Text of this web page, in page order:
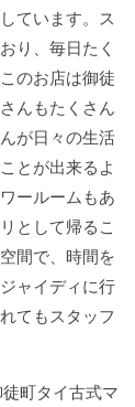
ています。ス
り、毎日たく
のお店は御徒
んもたくさん
が日々の生活
とが出来るよ
ールームもあ
として帰るこ
間で、時間を
ャイディに行
てもスタッフ
町タイ古式マ